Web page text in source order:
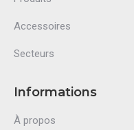
Accessoires
Secteurs
Informations
À propos